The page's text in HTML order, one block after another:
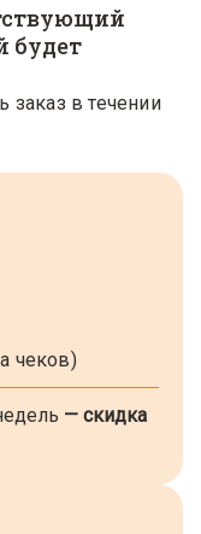
будет
заказ в течении
чеков)
— скидка